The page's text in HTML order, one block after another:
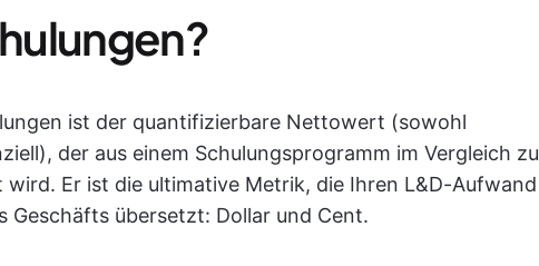
ist der quantifizierbare Nettowert (sowohl
der aus einem Schulungsprogramm im Vergleich zu
wird. Er ist die ultimative Metrik, die Ihren L&D-Aufwand
Geschäfts übersetzt: Dollar und Cent.